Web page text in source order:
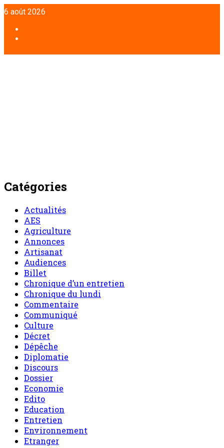
Aller
au
contenu
6 août 2026
Catégories
Actualités
AES
Agriculture
Annonces
Artisanat
Audiences
Billet
Chronique d’un entretien
Chronique du lundi
Commentaire
Communiqué
Culture
Décret
Dépêche
Diplomatie
Discours
Dossier
Economie
Edito
Education
Entretien
Environnement
Etranger